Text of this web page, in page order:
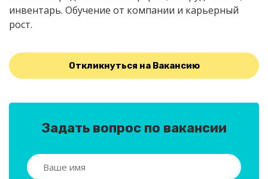
инвентарь. Обучение от компании и карьерный
рост.
Откликнуться на Вакансию
Задать вопрос по вакансии